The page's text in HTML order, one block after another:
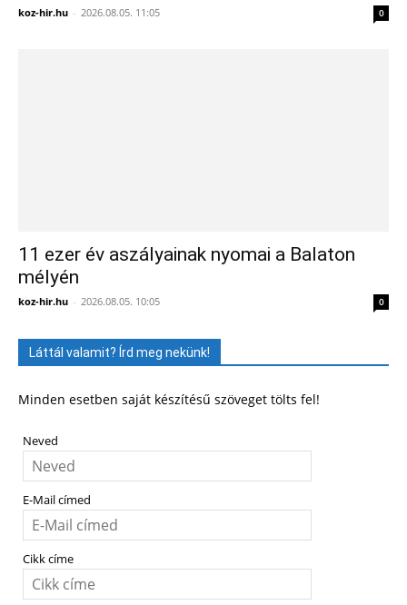
koz-hir.hu - 2026.08.05. 11:05 0
11 ezer év aszályainak nyomai a Balaton
mélyén
koz-hir.hu - 2026.08.05. 10:05 0
Láttál valamit? Írd meg nekünk!
Minden esetben saját készítésű szöveget tölts fel!
Neved
E-Mail címed
Cikk címe